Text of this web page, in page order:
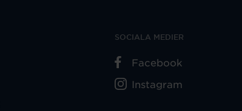
SOCIALA MEDIER
Facebook
Instagram